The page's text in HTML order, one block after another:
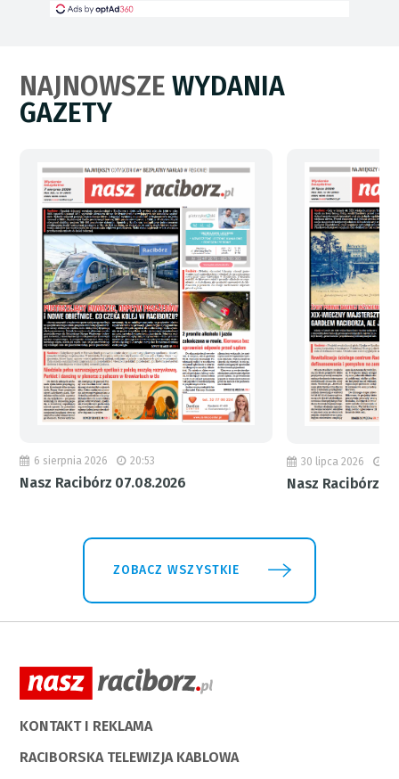
NAJNOWSZEWYDANIA
GAZETY
6 sierpnia 2026 20:53
Nasz Racibórz 07.08.2026
30 lipca 2026
Nasz Racibórz
ZOBACZ WSZYSTKIE
KONTAKT I REKLAMA
RACIBORSKA TELEWIZJA KABLOWA